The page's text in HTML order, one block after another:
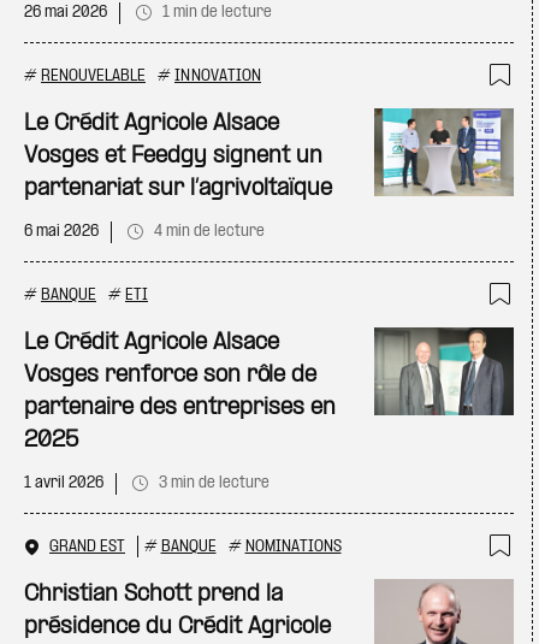
26 mai 2026 1 min de lecture
# RENOUVELABLE # INNOVATION
Le Crédit Agricole Alsace
Vosges et Feedgy signent un
partenariat sur l’agrivoltaïque
6 mai 2026 4 min de lecture
# BANQUE # ETI
Le Crédit Agricole Alsace
Vosges renforce son rôle de
partenaire des entreprises en
2025
1 avril 2026 3 min de lecture
GRAND EST # BANQUE # NOMINATIONS
Christian Schott prend la
présidence du Crédit Agricole